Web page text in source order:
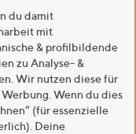
du damit
mit
& profilbildende
zu Analyse- &
Wir nutzen diese für
Wenn du dies
(für essenzielle
Deine